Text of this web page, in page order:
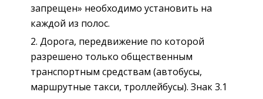
запрещен» необходимо установить на
каждой из полос.
Дорога, передвижение по которой
разрешено только общественным
транспортным средствам (автобусы,
маршрутные такси, троллейбусы). Знак 3.1